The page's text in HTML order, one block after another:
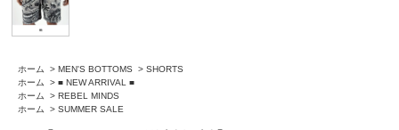
ホーム > MEN'S BOTTOMS > SHORTS
ホーム
> ■ NEW ARRIVAL ■
ホーム
> REBEL MINDS
ホーム
> SUMMER SALE